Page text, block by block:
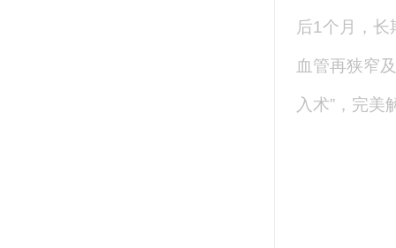
后1个月，
血管再狭窄
入术”，完美